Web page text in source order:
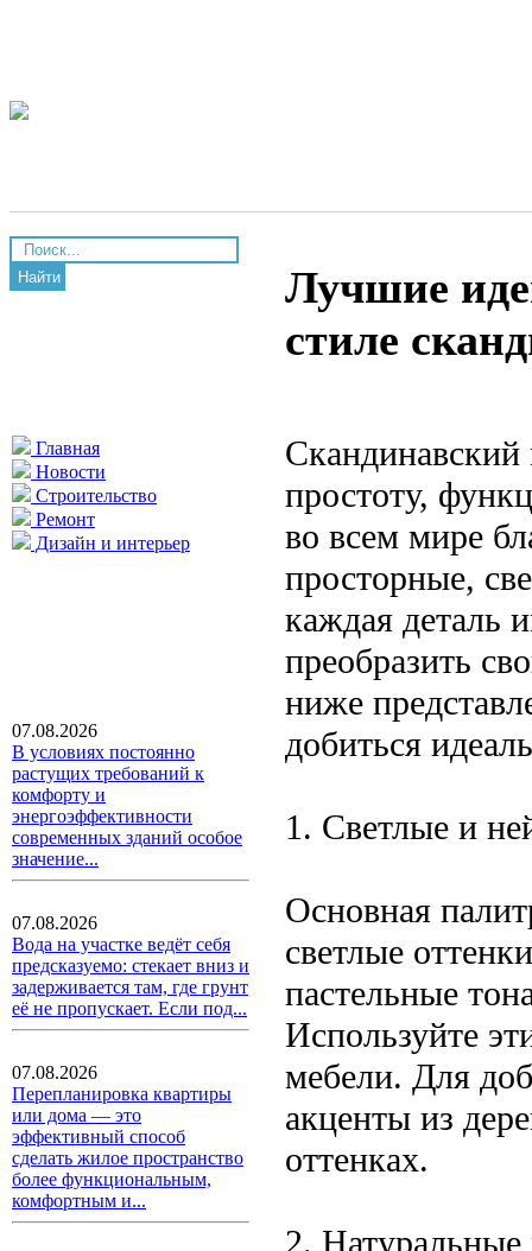
Найти
Главная
Новости
Строительство
Ремонт
Дизайн и интерьер
07.08.2026
В условиях постоянно
растущих требований к
комфорту и
энергоэффективности
современных зданий особое
значение...
07.08.2026
Вода на участке ведёт себя
предсказуемо: стекает вниз и
задерживается там, где грунт
её не пропускает. Если под...
07.08.2026
Перепланировка квартиры
или дома — это
эффективный способ
сделать жилое пространство
более функциональным,
комфортным и...
Лучшие
стиле
простоту,
во всем мире
просторные,
каждая деталь
преобразить
ниже
добиться
1. Светлые и
Основная
светлые
пастельные
Используйте
мебели. Для
акценты из
оттенках.
2. Натуральные